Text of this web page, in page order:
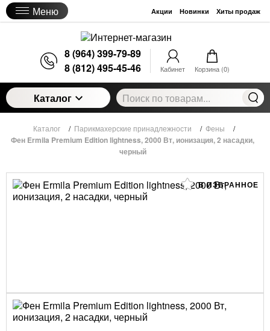
Меню Акции Новинки Хиты продаж
8 (964) 399-79-89
8 (812) 495-45-46
Кабинет Корзина (0)
Каталог
Каталог / Парикмахерские принадлежности / Фены /
Фен Ermila Premium Edition lightness, 2000 Вт, ионизация, 2 насадки,
черный
В ИЗБРАННОЕ